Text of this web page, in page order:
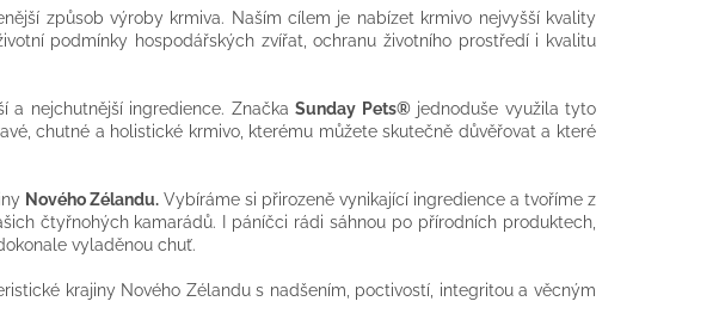
způsob výroby krmiva. Naším cílem je nabízet krmivo nejvyšší kvality
podmínky hospodářských zvířat, ochranu životního prostředí i kvalitu
a nejchutnější ingredience. Značka Sunday Pets®jednoduše využila tyto
chutné a holistické krmivo, kterému můžete skutečně důvěřovat a které
Nového Zélandu. Vybíráme si přirozeně vynikající ingredience a tvoříme z
čtyřnohých kamarádů. I páníčci rádi sáhnou po přírodních produktech,
vyladěnou chuť.
krajiny Nového Zélandu s nadšením, poctivostí, integritou a věcným